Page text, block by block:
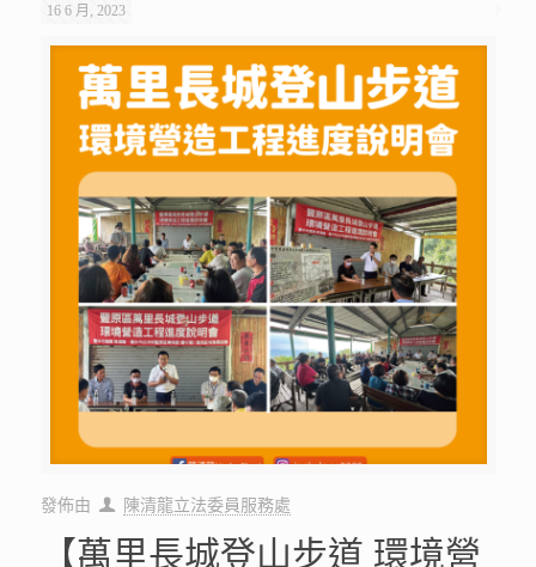
16 6 月, 2023
發佈由 陳清龍立法委員服務處
【萬里長城登山步道 環境營